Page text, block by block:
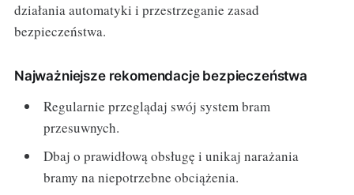
działania automatyki i przestrzeganie zasad
bezpieczeństwa.
Najważniejsze rekomendacje bezpieczeństwa
Regularnie przeglądaj swój system bram
przesuwnych.
Dbaj o prawidłową obsługę i unikaj narażania
bramy na niepotrzebne obciążenia.